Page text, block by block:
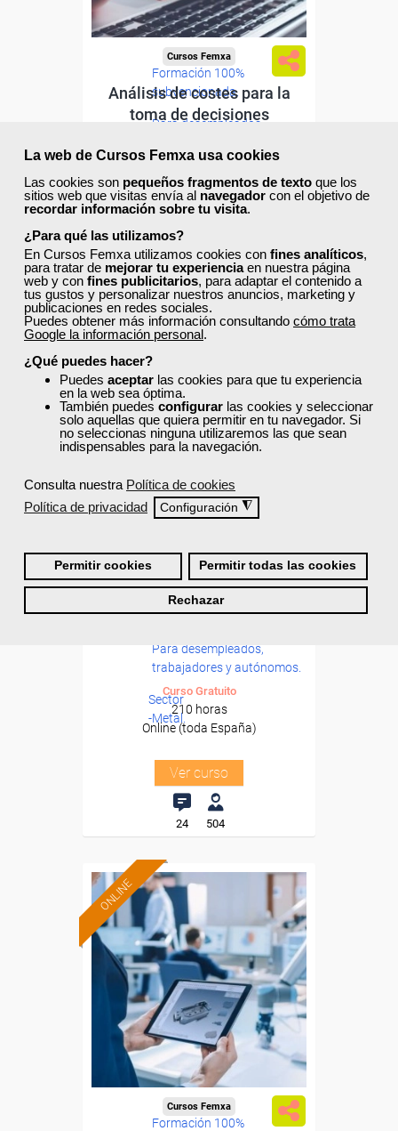
La web de Cursos Femxa usa cookies
Las cookies son pequeños fragmentos de texto que los
sitios web que visitas envía al navegador con el objetivo de
recordar información sobre tu visita.
¿Para qué las utilizamos?
En Cursos Femxa utilizamos cookies con fines analíticos,
para tratar de mejorar tu experienciaen nuestra página
web y con fines publicitarios, para adaptar el contenido a
tus gustos y personalizar nuestros anuncios, marketing y
publicaciones en redes sociales.
Puedes obtener más información consultando cómo trata
Google la información personal.
¿Qué puedes hacer?
Puedes aceptar las cookies para que tu experiencia
en la web sea óptima.
También puedes configurar las cookies y seleccionar
solo aquellas que quiera permitir en tu navegador. Si
no seleccionas ninguna utilizaremos las que sean
indispensables para la navegación.
Consulta nuestra Política de cookies
Política de privacidad
Configuración ◮
Permitir cookies Permitir todas las cookies
Rechazar
Formación 100%
subvencionada.
Para desempleados,
Sector
-Finanzas y Seguros.
Cursos Femxa
Análisis de costes para la
toma de decisiones
56 horas
Online (toda España)
Ver curso
4 447
ONLINE
Formación 100%
subvencionada.
Para desempleados,
trabajadores y autónomos.
Sector
-Metal.
Cursos Femxa
Ingeniería de calidad
Curso Gratuito
210 horas
Online (toda España)
Ver curso
24 504
ONLINE
Formación 100%
Cursos Femxa